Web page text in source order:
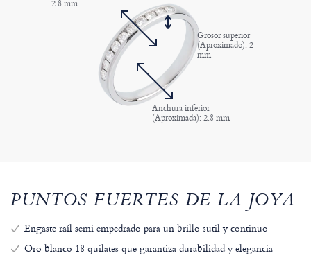
2.8 mm
Grosor superior
(Aproximado): 2
mm
Anchura inferior
(Aproximada): 2.8 mm
PUNTOS FUERTES DE LA JOYA
Engaste raíl semi empedrado para un brillo sutil y continuo
Oro blanco 18 quilates que garantiza durabilidad y elegancia